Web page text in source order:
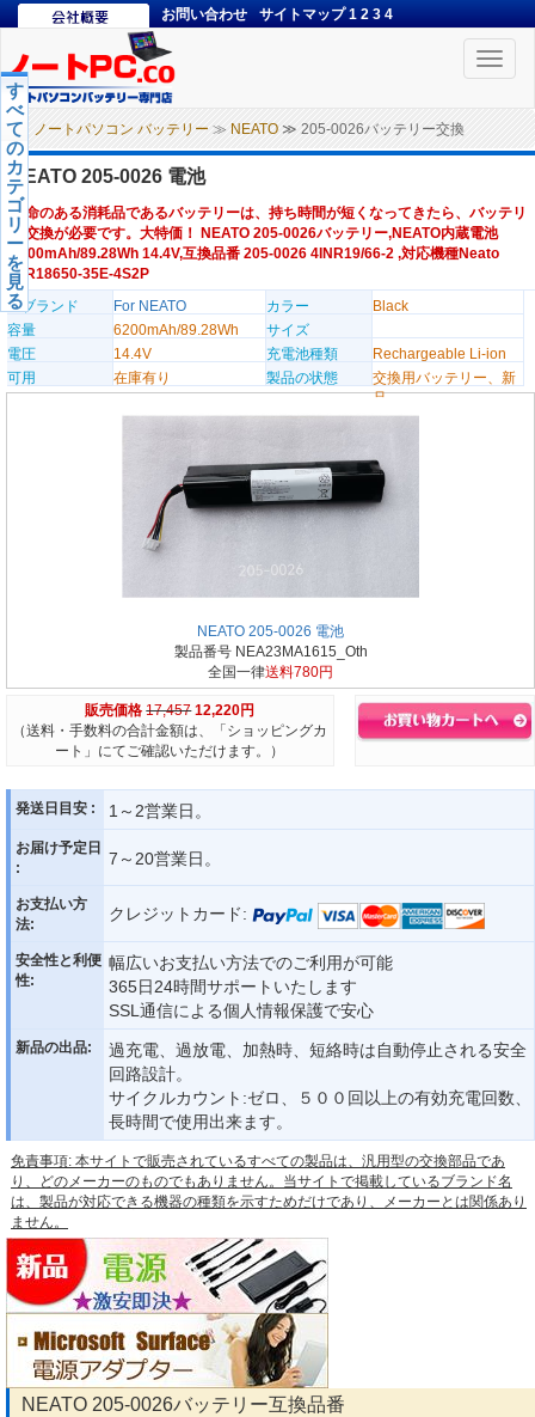
お問い合わせ サイトマップ 1 2 3 4
Toggle
ノートパソコン バッテリー ≫ NEATO ≫ 205-0026バッテリー交換
す
べ
て
の
カ
テ
ゴ
リ
ー
を
見
る
NEATO 205-0026 電池
寿命のある消耗品であるバッテリーは、持ち時間が短くなってきたら、バッテリ
ー交換が必要です。大特価！ NEATO 205-0026バッテリー,NEATO内蔵電池
6200mAh/89.28Wh 14.4V,互換品番 205-0026 4INR19/66-2 ,対応機種Neato
INR18650-35E-4S2P
のブランド
For NEATO カラー
Black
容量
6200mAh/89.28Wh
サイズ
電圧
14.4V 充電池種類
Rechargeable Li-ion
可用
在庫有り 製品の状態
交換用バッテリー、新
品
NEATO 205-0026 電池
製品番号 NEA23MA1615_Oth
全国一律送料780円
販売価格 17,457 12,220円
（送料・手数料の合計金額は、「ショッピングカ
ート」にてご確認いただけます。）
発送日目安 : 1～2営業日。
お届け予定日
:
7～20営業日。
お支払い方
法:
クレジットカード:
安全性と利便
性:
幅広いお支払い方法でのご利用が可能
365日24時間サポートいたします
SSL通信による個人情報保護で安心
新品の出品:
過充電、過放電、加熱時、短絡時は自動停止される安全
回路設計。
サイクルカウント:ゼロ、５００回以上の有効充電回数、
長時間で使用出来ます。
免責事項: 本サイトで販売されているすべての製品は、汎用型の交換部品であ
り、どのメーカーのものでもありません。当サイトで掲載しているブランド名
は、製品が対応できる機器の種類を示すためだけであり、メーカーとは関係あり
ません。
NEATO 205-0026バッテリー互換品番